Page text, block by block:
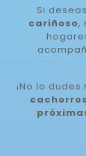
Si deseas
cariñoso,
¡No lo dudes